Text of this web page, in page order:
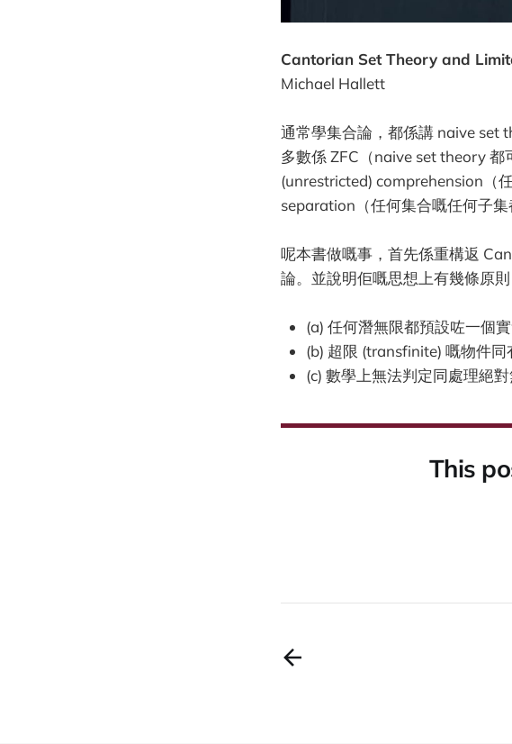
Cantorian Set Theory and
Michael Hallett
通常學集合論，都係講 naive set
多數係 ZFC（naive set theory
(unrestricted) comprehension（
separation（任何集合嘅任何子集
呢本書做嘅事，首先係重構返
論。並說明佢嘅思想上有幾條原
(a) 任何潛無限都預設咗一個
(b) 超限 (transfinite) 嘅物件同
(c) 數學上無法判定同處理絕
This